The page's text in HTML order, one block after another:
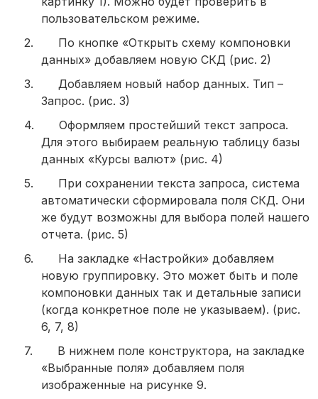
пользовательском режиме.
2.
По кнопке «Открыть схему компоновки
данных» добавляем новую СКД (рис. 2)
3.
Добавляем новый набор данных. Тип –
Запрос. (рис. 3)
4.
Оформляем простейший текст запроса.
Для этого выбираем реальную таблицу базы
данных «Курсы валют» (рис. 4)
5.
При сохранении текста запроса, система
автоматически сформировала поля СКД. Они
же будут возможны для выбора полей нашего
отчета. (рис. 5)
6.
На закладке «Настройки» добавляем
новую группировку. Это может быть и поле
компоновки данных так и детальные записи
(когда конкретное поле не указываем). (рис.
6, 7, 8)
7.
В нижнем поле конструктора, на закладке
«Выбранные поля» добавляем поля
изображенные на рисунке 9.